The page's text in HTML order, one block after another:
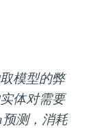
模型的弊
体对需要
测，消耗